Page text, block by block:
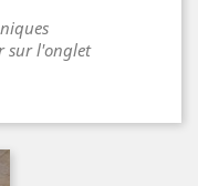
sur l'onglet